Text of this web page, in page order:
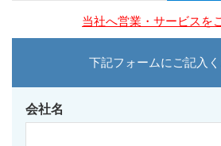
当社へ営業・サービスを
下記フォームにご記入く
会社名